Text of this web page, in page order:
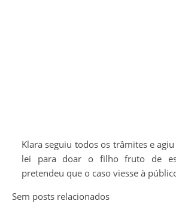
Klara seguiu todos os trâmites e
lei para doar o filho fruto de
pretendeu que o caso viesse à
Sem posts relacionados